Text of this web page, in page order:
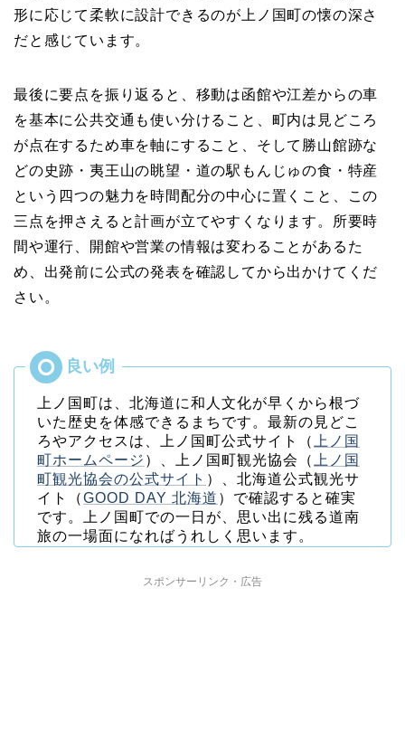
形に応じて柔軟に設計できるのが上ノ国町の懐の深さ
だと感じています。
最後に要点を振り返ると、移動は函館や江差からの車
を基本に公共交通も使い分けること、町内は見どころ
が点在するため車を軸にすること、そして勝山館跡な
どの史跡・夷王山の眺望・道の駅もんじゅの食・特産
という四つの魅力を時間配分の中心に置くこと、この
三点を押さえると計画が立てやすくなります。所要時
間や運行、開館や営業の情報は変わることがあるた
め、出発前に公式の発表を確認してから出かけてくだ
さい。
上ノ国町は、北海道に和人文化が早くから根づ
いた歴史を体感できるまちです。最新の見どこ
ろやアクセスは、上ノ国町公式サイト（
上ノ国
町ホームページ ）、上ノ国町観光協会（
上ノ国
町観光協会の公式サイト ）、北海道公式観光サ
イト（GOOD DAY 北海道 ）で確認すると確実
です。上ノ国町での一日が、思い出に残る道南
旅の一場面になればうれしく思います。
スポンサーリンク・広告